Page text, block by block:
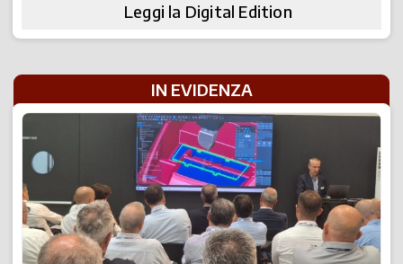
Leggi la Digital Edition
IN EVIDENZA